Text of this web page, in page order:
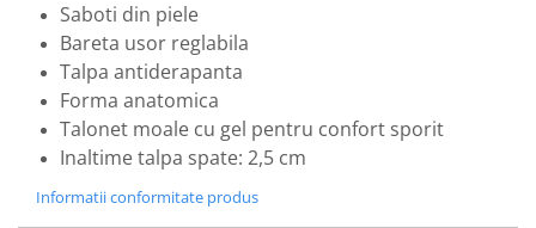
Saboti din piele
Bareta usor reglabila
Talpa antiderapanta
Forma anatomica
Talonet moale cu gel pentru confort sporit
Inaltime talpa spate: 2,5 cm
Informatii conformitate produs